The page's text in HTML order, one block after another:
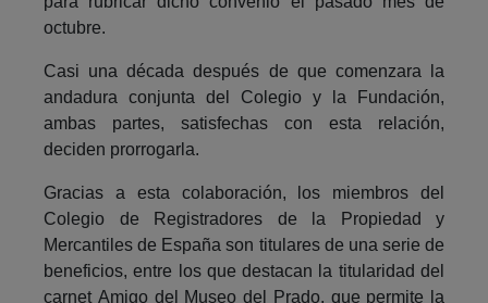
octubre.
Casi una década después de que comenzara la
andadura conjunta del Colegio y la Fundación,
ambas partes, satisfechas con esta relación,
deciden prorrogarla.
Gracias a esta colaboración, los miembros del
Colegio de Registradores de la Propiedad y
Mercantiles de España son titulares de una serie de
beneficios, entre los que destacan la titularidad del
carnet Amigo del Museo del Prado, que permite la